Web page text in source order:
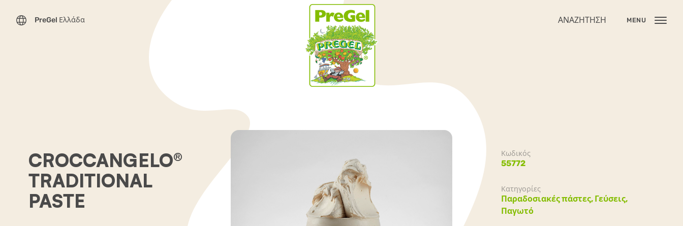
PreGel Ελλάδα ΑΝΑΖΉΤΗΣΗ MENU
CROCCANGELO®
TRADITIONAL
PASTE
Κωδικός
55772
Κατηγορίες
Παραδοσιακές πάστες, Γεύσεις,
Παγωτό